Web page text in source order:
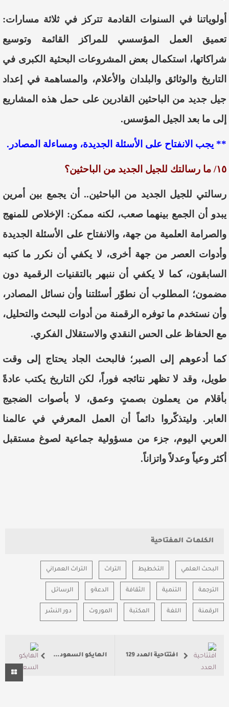
أولوياتنا في السنوات القادمة تتركز في ثلاثة مسارات:
تعميق العمل المؤسسي للمراكز القائمة وتوسيع
شراكاتها، استكمال بعض المشروعات البحثية الكبرى في
التاريخ والوثائق والبلدان والأعلام، والمساهمة في إعداد
جيل جديد من الباحثين القادرين على حمل هذه المشاريع
إلى ما بعد الجيل المؤسس.
** يجب الانفتاح على الأسئلة الجديدة، ومساءلة المصادر.
١٥/ ما رسالتك للجيل الجديد من الباحثين؟
رسالتي للجيل الجديد من الباحثين.. أن يجمع بين أمرين
يبدو أن الجمع بينهما صعب، لكنه ممكن: الإخلاص للمنهج
والصرامة العلمية من جهة، والانفتاح على الأسئلة الجديدة
وأدوات العصر من جهة أخرى، لا يكفي أن نكرر ما كتبه
السابقون، كما لا يكفي أن ننبهر بالتقنيات الرقمية دون
مضمون؛ المطلوب أن نطوّر أسئلتنا وأن نسائل المصادر،
وأن نستخدم ما توفره الرقمنة من أدوات للبحث والتحليل،
مع الحفاظ على الحس النقدي والاستقلال الفكري.
كما أدعوهم إلى الصبر؛ فالبحث الجاد يحتاج إلى وقت
طويل، وقد لا تظهر نتائجه فوراً، لكن التاريخ يكتب عادةً
بأقلام من يعملون بصمتٍ وعمق، لا بأصوات الضجيج
العابر. وليتذكّروا دائماً أن العمل المعرفي في عالمنا
العربي اليوم، جزء من مسؤولية جماعية لصوغ مستقبل
أكثر وعياً وعدلاً واتزاناً.
الكلمات المفتاحية
البحث العلمي التخطيط التراث التراث العمراني
الترجمة التنمية الثقافة الدعةو الرسائل
الرقمنة اللغة المكتبة الموروث دور النشر
افتتاحية العدد 129 الهايكو السعودي.. توطينٌ للإبداع أم استنساخٌ دخيل؟